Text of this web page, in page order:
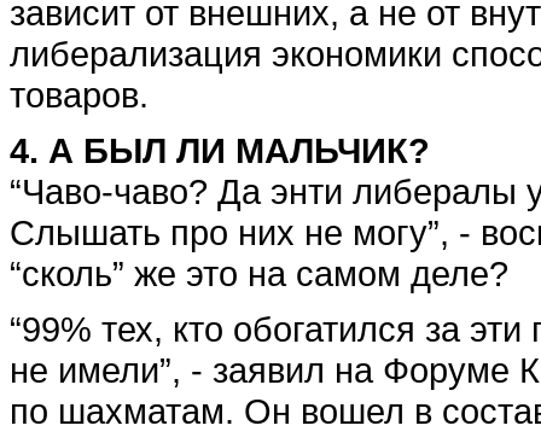
зависит от внешних, а не от
либерализация экономики
товаров.
4. А БЫЛ ЛИ МАЛЬЧИК?
“Чаво-чаво? Да энти либералы
Слышать про них не могу”, -
“сколь” же это на самом деле?
“99% тех, кто обогатился за
не имели”, - заявил на
по шахматам. Он вошел в